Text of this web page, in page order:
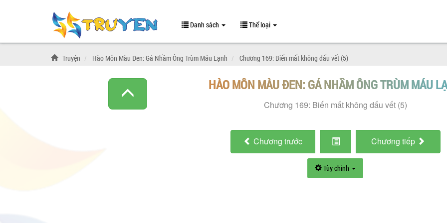
Danh sách Thể loại
Truyện Hào Môn Màu Đen: Gả Nhầm Ông Trùm Máu Lạnh Chương 169: Biến mất không dấu vết (5)
HÀO MÔN MÀU ĐEN: GẢ NHẦM ÔNG TRÙM MÁU
Chương 169: Biến mất không dấu vết (5)
Chương trước Chương tiếp
Tùy chỉnh